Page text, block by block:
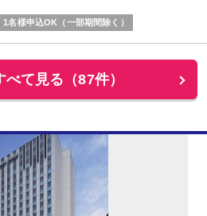
1名様申込OK（一部期間除く）
て見る（87件）